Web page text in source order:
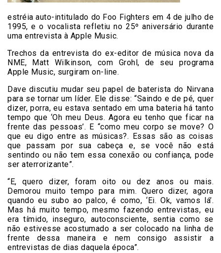
estréia auto-intitulado do Foo Fighters em 4 de julho de
1995, e o vocalista refletiu no 25º aniversário durante
uma entrevista à Apple Music.
Trechos da entrevista do ex-editor de música nova da
NME, Matt Wilkinson, com Grohl, de seu programa
Apple Music, surgiram on-line.
Dave discutiu mudar seu papel de baterista do Nirvana
para se tornar um líder. Ele disse: “Saindo e de pé, quer
dizer, porra, eu estava sentado em uma bateria há tanto
tempo que ‘Oh meu Deus. Agora eu tenho que ficar na
frente das pessoas’. E “como meu corpo se move? O
que eu digo entre as músicas?. Essas são as coisas
que passam por sua cabeça e, se você não está
sentindo ou não tem essa conexão ou confiança, pode
ser aterrorizante”.
“E, quero dizer, foram oito ou dez anos ou mais.
Demorou muito tempo para mim. Quero dizer, agora
quando eu subo ao palco, é como, ‘Ei. Ok, vamos lá’.
Mas há muito tempo, mesmo fazendo entrevistas, eu
era tímido, inseguro, autoconsciente, sentia como se
não estivesse acostumado a ser colocado na linha de
frente dessa maneira e nem consigo assistir a
entrevistas de dias daquela época”.